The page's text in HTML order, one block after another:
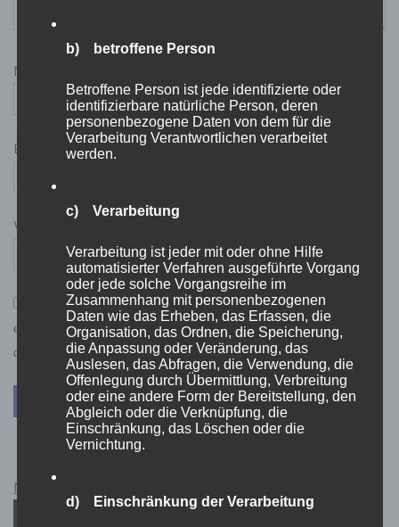
Name
E-Mail-Adresse*
Website
Mit der Nutzung dieses Formulars bzw. der Kommentarfunktion
erklärst du dich mit der Speicherung und Verarbeitung deiner Daten
durch diese Website einverstanden.
Netflix Guthabenkarten Kauflink.>LINK<
b) betroffene Person
Betroffene Person ist jede identifizierte oder
identifizierbare natürliche Person, deren
personenbezogene Daten von dem für die
Verarbeitung Verantwortlichen verarbeitet
werden.
c) Verarbeitung
Verarbeitung ist jeder mit oder ohne Hilfe
automatisierter Verfahren ausgeführte Vorgang
oder jede solche Vorgangsreihe im
Zusammenhang mit personenbezogenen
Daten wie das Erheben, das Erfassen, die
Organisation, das Ordnen, die Speicherung,
die Anpassung oder Veränderung, das
Auslesen, das Abfragen, die Verwendung, die
Offenlegung durch Übermittlung, Verbreitung
oder eine andere Form der Bereitstellung, den
Abgleich oder die Verknüpfung, die
Einschränkung, das Löschen oder die
Vernichtung.
d) Einschränkung der Verarbeitung